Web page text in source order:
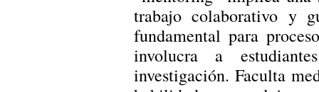
trabajo colaborativo y
fundamental para
involucra a
investigación. Faculta